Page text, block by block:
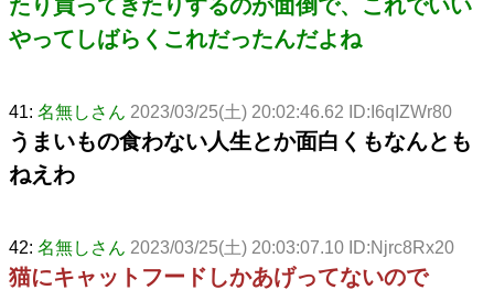
たり買ってきたりするのが面倒で、これでいい
やってしばらくこれだったんだよね
41: 名無しさん 2023/03/25(土) 20:02:46.62 ID:I6qIZWr80
うまいもの食わない人生とか面白くもなんとも
ねえわ
42: 名無しさん 2023/03/25(土) 20:03:07.10 ID:Njrc8Rx20
猫にキャットフードしかあげってないので